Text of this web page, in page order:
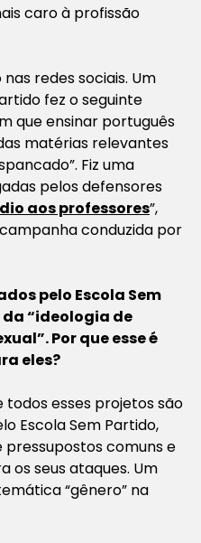
caro à profissão
redes sociais. Um
fez o seguinte
que ensinar português
matérias relevantes
Fiz uma
pelos defensores
aos professores”,
conduzida por
pelo Escola Sem
“ideologia de
Por que esse é
eles?
todos esses projetos são
Escola Sem Partido,
comuns e
os seus ataques. Um
“gênero” na